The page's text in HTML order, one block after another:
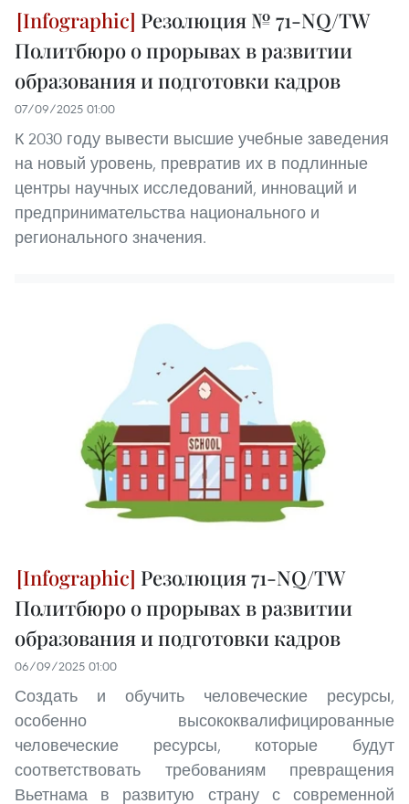
Резолюция № 71-NQ/TW
Политбюро о прорывах в развитии
образования и подготовки кадров
07/09/2025 01:00
К 2030 году вывести высшие учебные заведения
на новый уровень, превратив их в подлинные
центры научных исследований, инноваций и
предпринимательства национального и
регионального значения.
Резолюция 71-NQ/TW
Политбюро о прорывах в развитии
образования и подготовки кадров
06/09/2025 01:00
Создать и обучить человеческие ресурсы,
особенно высококвалифицированные
человеческие ресурсы, которые будут
соответствовать требованиям превращения
Вьетнама в развитую страну с современной